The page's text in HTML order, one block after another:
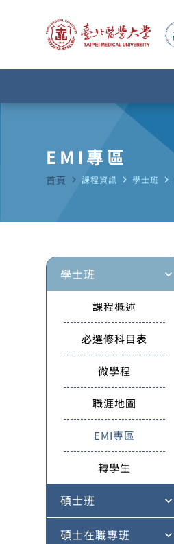
EMI專區
首頁 navigate_next 課程資訊 navigate_next 學士班 navigate_next
學士班 expand_more
課程概述
必選修科目表
微學程
職涯地圖
EMI專區
轉學生
碩士班 expand_more
碩士在職專班 expand_more